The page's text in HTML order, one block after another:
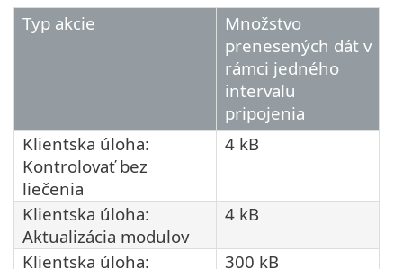
Typ akcie
Množstvo
prenesených dát v
rámci jedného
intervalu
pripojenia
Klientska úloha:
Kontrolovať bez
liečenia
4 kB
Klientska úloha:
Aktualizácia modulov
4 kB
Klientska úloha:
300 kB